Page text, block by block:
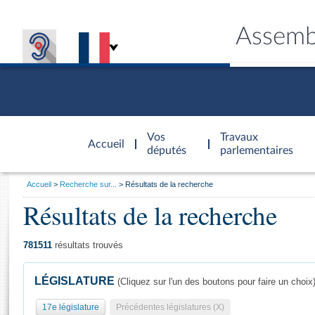
Accueil
d'accueil
Vos
députés
Travaux
parlementaires
Général
Vous
Accueil Recherche sur... Résultats de la recherche
Résultats de la recherche
781511 résultats trouvés
LÉGISLATURE (Cliquez sur l'un des boutons pour faire un choix)
17e législature Précédentes législatures (X)